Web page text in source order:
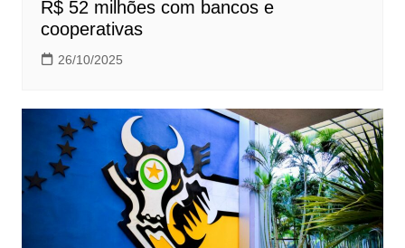
R$ 52 milhões com bancos e
cooperativas
26/10/2025